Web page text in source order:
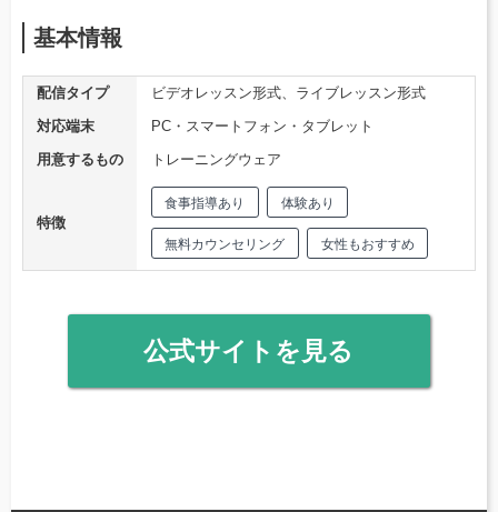
基本情報
配信タイプ
ビデオレッスン形式、ライブレッスン形式
対応端末
PC・スマートフォン・タブレット
用意するもの
トレーニングウェア
特徴
食事指導あり 体験あり
無料カウンセリング 女性もおすすめ
公式サイトを見る